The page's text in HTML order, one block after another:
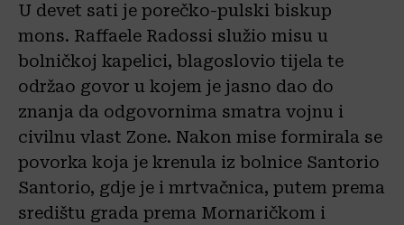
U devet sati je porečko-pulski biskup
mons. Raffaele Radossi služio misu u
bolničkoj kapelici, blagoslovio tijela te
održao govor u kojem je jasno dao do
znanja da odgovornima smatra vojnu i
civilnu vlast Zone. Nakon mise formirala se
povorka koja je krenula iz bolnice Santorio
Santorio, gdje je i mrtvačnica, putem prema
središtu grada prema Mornaričkom i